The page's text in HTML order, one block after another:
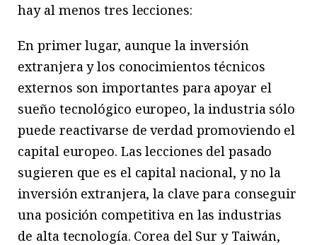
hay al menos tres lecciones:
En primer lugar, aunque la inversión
extranjera y los conocimientos técnicos
externos son importantes para apoyar el
sueño tecnológico europeo, la industria sólo
puede reactivarse de verdad promoviendo el
capital europeo. Las lecciones del pasado
sugieren que es el capital nacional, y no la
inversión extranjera, la clave para conseguir
una posición competitiva en las industrias
de alta tecnología. Corea del Sur y Taiwán,